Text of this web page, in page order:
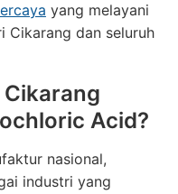
yang melayani
Cikarang dan seluruh
Acid?
nasional,
industri yang